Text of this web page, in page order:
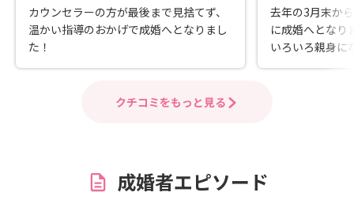
カウンセラーの方が最後まで見捨てず、
温かい指導のおかげで成婚へとなりまし
た！
去年の3月末か
に成婚へとなり
いろいろ親身に
に、ありがとう
クチコミをもっと見る
成婚者エピソード